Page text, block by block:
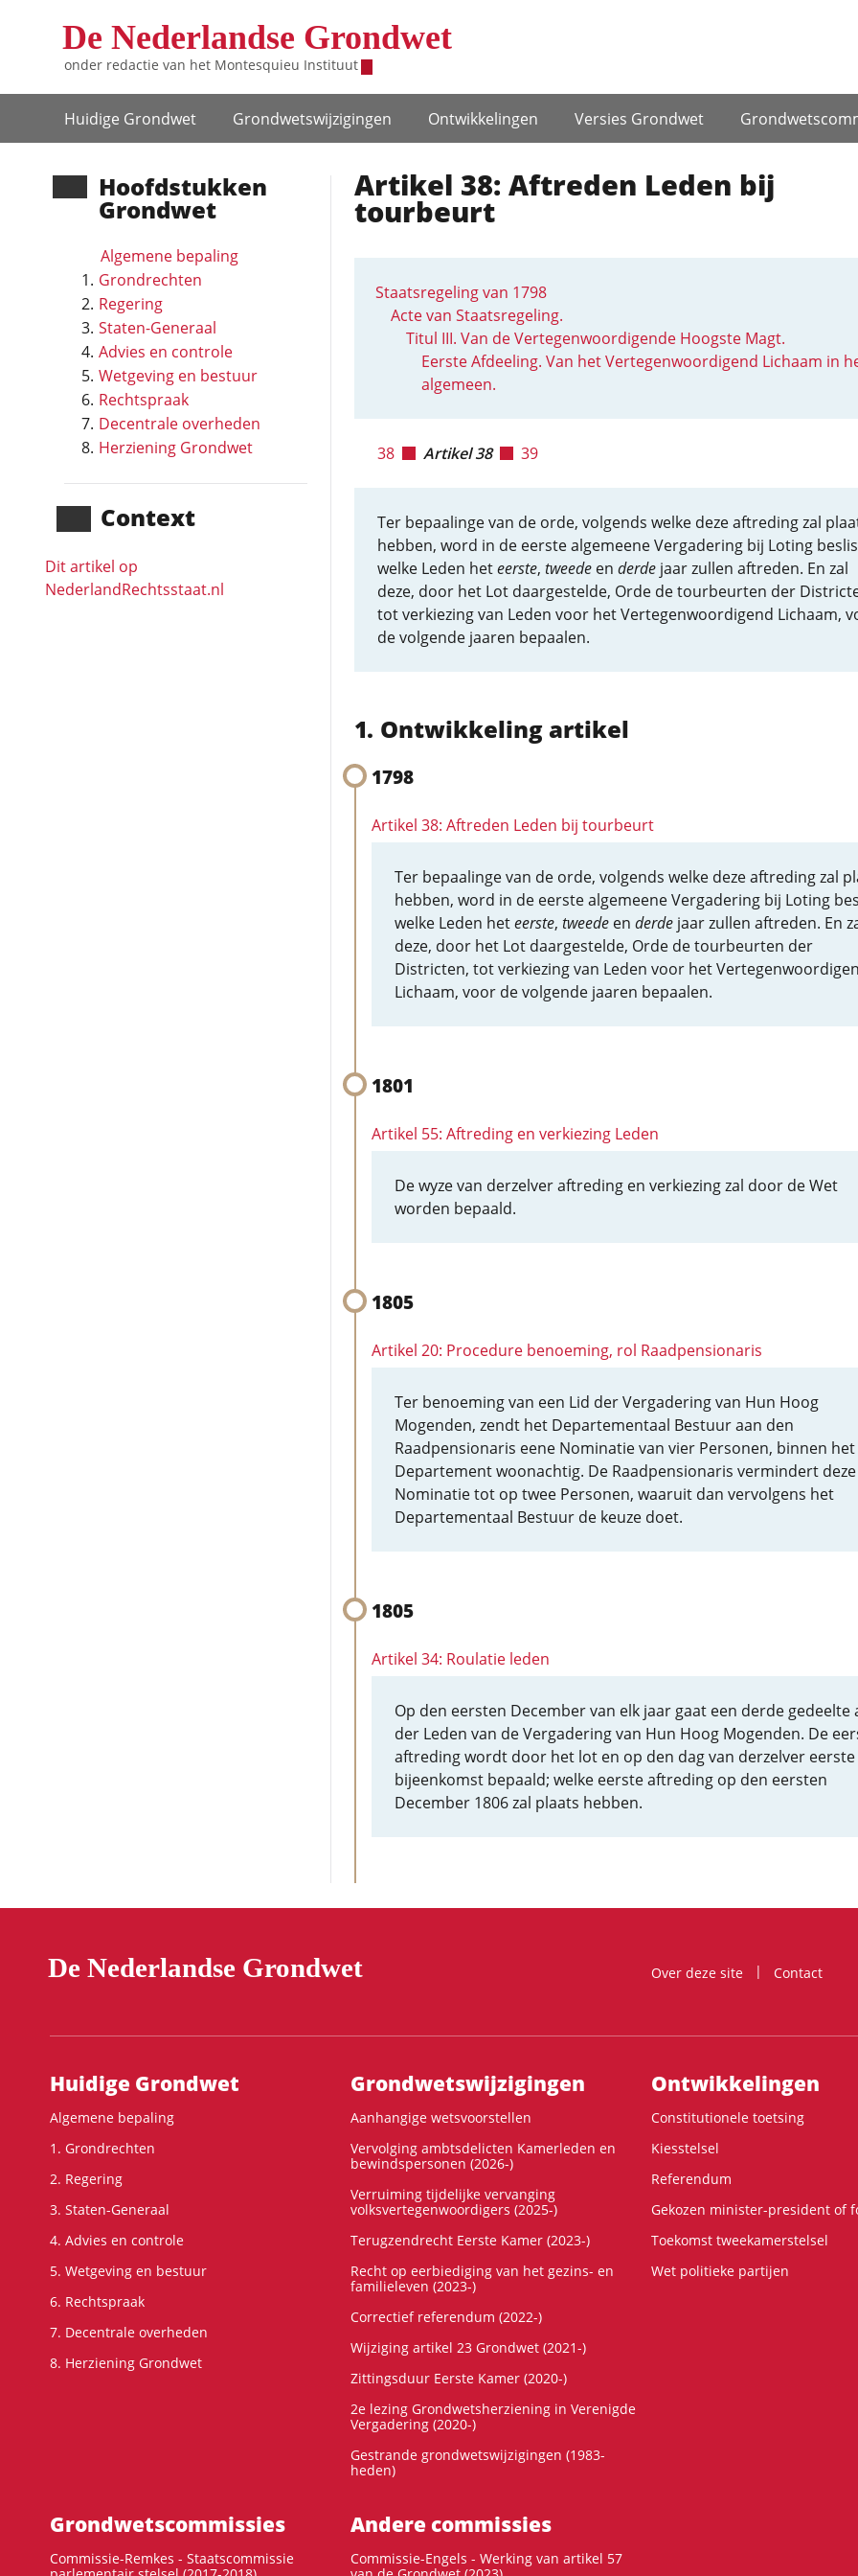
De Nederlandse Grondwet
onder redactie van het Montesquieu Instituut
Hoofdnavigatie
Huidige Grondwet Grondwets­wijzigingen Ontwikke­lingen Versies Grondwet
Hoofd­stukken
Grondwet
Algemene bepaling
Grondrechten
Regering
Staten-Generaal
Advies en controle
Wetgeving en bestuur
Rechtspraak
Decentrale overheden
Herziening Grondwet
Context
Dit artikel op
NederlandRechts­staat.nl
Artikel 38: Aftreden Leden bij
tourbeurt
Staatsregeling van 1798
Acte van Staatsregeling.
Titul III. Van de Vertegenwoordigende Hoogste Magt.
Eerste Afdeeling. Van het Vertegenwoordigend Lichaam in
algemeen.
38 Artikel 38 39
Ter bepaalinge van de orde, volgends welke deze aftreding zal
hebben, word in de eerste algemeene Vergadering bij Loting
welke Leden heteerste, tweedeen derdejaar zullen aftreden. En zal
deze, door het Lot daargestelde, Orde de tourbeurten der
tot verkiezing van Leden voor het Vertegenwoordigend Lichaam,
de volgende jaaren bepaalen.
Ontwikkeling artikel
1798
Artikel 38: Aftreden Leden bij tourbeurt
Ter bepaalinge van de orde, volgends welke deze aftreding zal
hebben, word in de eerste algemeene Vergadering bij Loting
welke Leden heteerste, tweedeen derdejaar zullen aftreden. En
deze, door het Lot daargestelde, Orde de tourbeurten der
Districten, tot verkiezing van Leden voor het
Lichaam, voor de volgende jaaren bepaalen.
1801
Artikel 55: Aftreding en verkiezing Leden
De wyze van derzelver aftreding en verkiezing zal door de Wet
worden bepaald.
1805
Artikel 20: Procedure benoeming, rol Raadpensionaris
Ter benoeming van een Lid der Vergadering van Hun Hoog
Mogenden, zendt het Departementaal Bestuur aan den
Raadpensionaris eene Nominatie van vier Personen, binnen het
Departement woonachtig. De Raadpensionaris vermindert deze
Nominatie tot op twee Personen, waaruit dan vervolgens het
Departementaal Bestuur de keuze doet.
1805
Artikel 34: Roulatie leden
Op den eersten December van elk jaar gaat een derde gedeelte
der Leden van de Vergadering van Hun Hoog Mogenden. De
aftreding wordt door het lot en op den dag van derzelver eerste
bijeenkomst bepaald; welke eerste aftreding op den eersten
December 1806 zal plaats hebben.
De Nederlandse Grondwet Over deze site Contact
Hoofdnavigatie
Huidige Grondwet
Algemene bepaling
1. Grondrechten
2. Regering
3. Staten-Generaal
4. Advies en controle
5. Wetgeving en bestuur
6. Rechtspraak
7. Decentrale overheden
8. Herziening Grondwet
Grondwets­wijzigingen
Aanhangige wetsvoorstellen
Vervolging ambtsdelicten Kamerleden en
bewindspersonen (2026-)
Verruiming tijdelijke vervanging
volksvertegenwoordigers (2025-)
Terugzendrecht Eerste Kamer (2023-)
Recht op eerbiediging van het gezins- en
familieleven (2023-)
Correctief referendum (2022-)
Wijziging artikel 23 Grondwet (2021-)
Zittingsduur Eerste Kamer (2020-)
2e lezing Grondwetsherziening in Verenigde
Vergadering (2020-)
Gestrande grondwetswijzigingen (1983-
heden)
Ontwikke­lingen
Constitutionele toetsing
Kiesstelsel
Referendum
Gekozen minister-president of
Toekomst tweekamerstelsel
Wet politieke partijen
Grondwets­commissies
Commissie-Remkes - Staatscommissie
Andere commissies
Commissie-Engels - Werking van artikel 57